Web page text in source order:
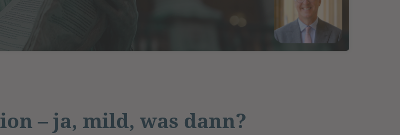
– ja, mild, was dann?